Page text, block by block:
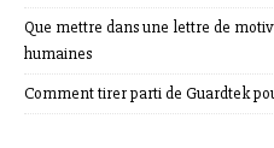
Que mettre dans une lettre de
humaines
Comment tirer parti de Guardtek